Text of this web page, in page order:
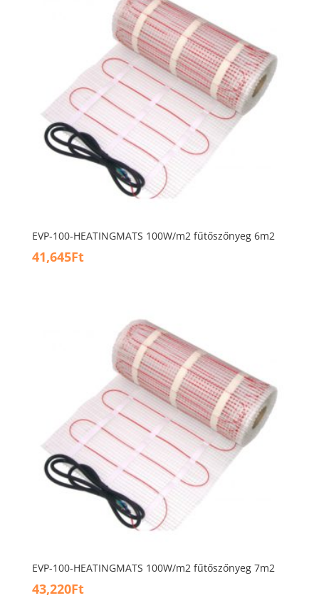
EVP-100-HEATINGMATS 100W/m2 fűtőszőnyeg 6m2
41,645Ft
EVP-100-HEATINGMATS 100W/m2 fűtőszőnyeg 7m2
43,220Ft